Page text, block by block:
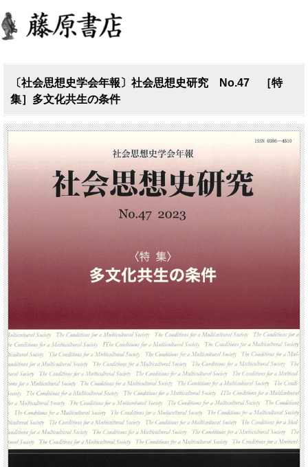
〔社会思想史学会年報〕社会思想史研究 No.47 ［特
集］多文化共生の条件